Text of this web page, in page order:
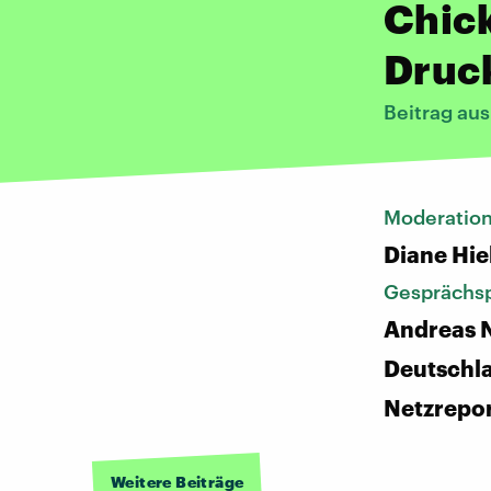
Beitrag
Diane
Andreas
Weitere Beiträge